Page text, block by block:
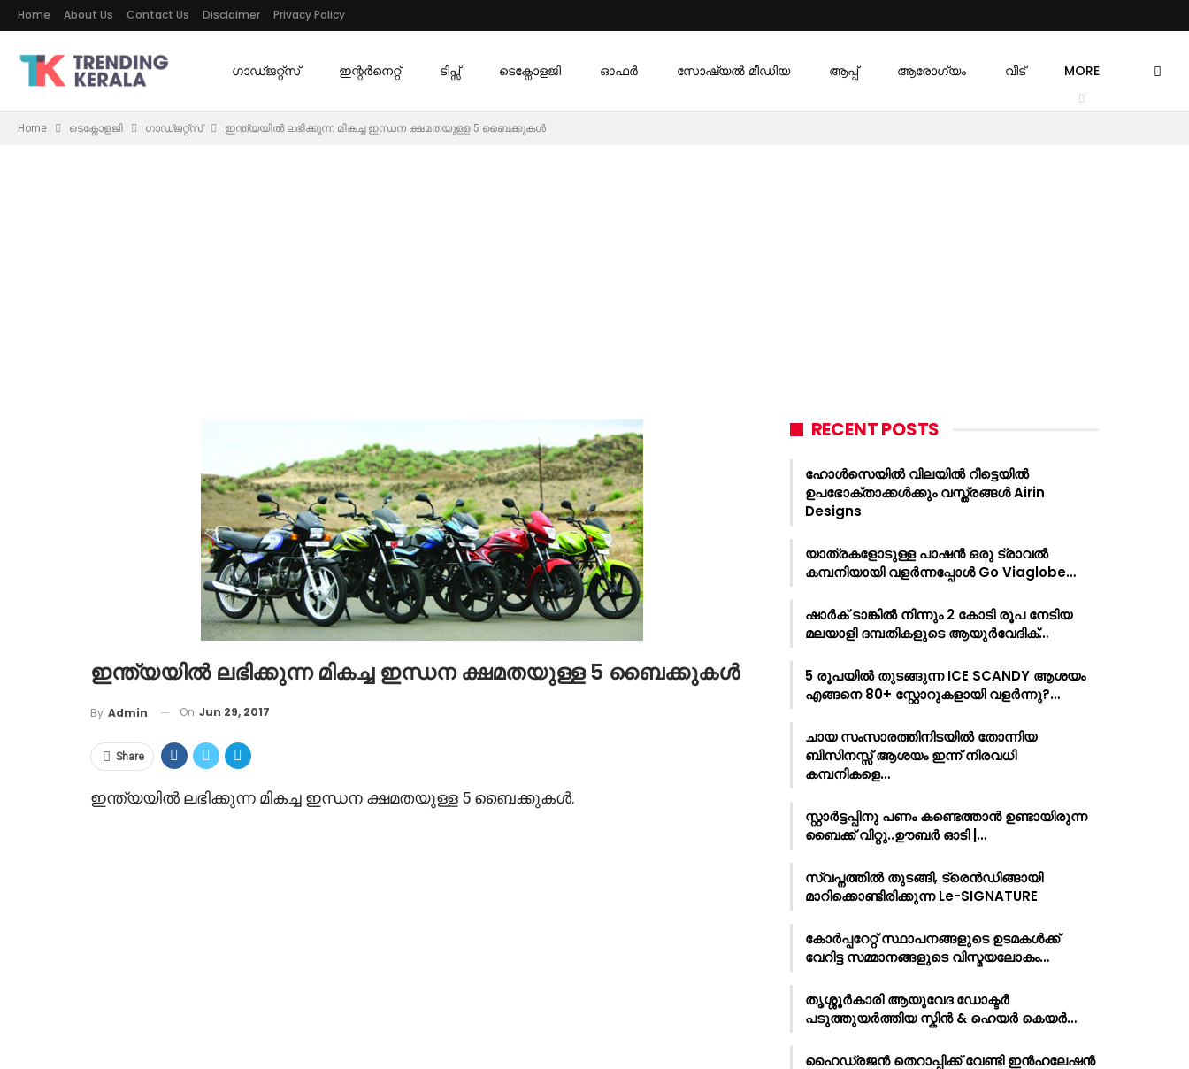
Home About Us Contact Us Disclaimer Privacy Policy
ഗാഡ്ജറ്റ്സ് ഇന്റര്‍നെറ്റ് ടിപ്സ് ടെക്നോളജി ഓഫര്‍ സോഷ്യൽ മീഡിയ ആപ്പ് ആരോഗ്യം വീട് MORE
Home ടെക്നോളജി ഗാഡ്ജറ്റ്സ് ഇന്ത്യയിൽ ലഭിക്കുന്ന മികച്ച ഇന്ധന ക്ഷമതയുള്ള 5 ബൈക്കുകൾ
ഇന്ത്യയിൽ ലഭിക്കുന്ന മികച്ച ഇന്ധന ക്ഷമതയുള്ള 5 ബൈക്കുകൾ
By Admin On Jun 29, 2017
Share
ഇന്ത്യയിൽ ലഭിക്കുന്ന മികച്ച ഇന്ധന ക്ഷമതയുള്ള 5 ബൈക്കുകൾ.
RECENT POSTS
ഹോൾസെയിൽ വിലയിൽ റീട്ടെയിൽ
ഉപഭോക്താക്കൾക്കും വസ്ത്രങ്ങൾ Airin
Designs
യാത്രകളോടുള്ള പാഷൻ ഒരു ട്രാവൽ
കമ്പനിയായി വളർന്നപ്പോൾ Go Viaglobe…
ഷാർക്‌ ടാങ്കിൽ നിന്നും 2 കോടി രൂപ നേടിയ
മലയാളി ദമ്പതികളുടെ ആയുർവേദിക്…
5 രൂപയിൽ തുടങ്ങുന്ന ICE SCANDY ആശയം
എങ്ങനെ 80+ സ്റ്റോറുകളായി വളർന്നു?…
ചായ സംസാരത്തിനിടയിൽ തോന്നിയ
ബിസിനസ്സ് ആശയം ഇന്ന് നിരവധി
കമ്പനികളെ…
സ്റ്റാർട്ടപ്പിനു പണം കണ്ടെത്താൻ ഉണ്ടായിരുന്ന
ബൈക്ക് വിറ്റു..ഊബർ ഓടി |…
സ്വപ്നത്തിൽ തുടങ്ങി, ട്രെൻഡിങ്ങായി
മാറിക്കൊണ്ടിരിക്കുന്ന Le-SIGNATURE
കോർപ്പറേറ്റ് സ്ഥാപനങ്ങളുടെ ഉടമകൾക്ക്
വേറിട്ട സമ്മാനങ്ങളുടെ വിസ്മയലോകം…
തൃശ്ശൂർകാരി ആയുവേദ ഡോക്ടർ
പടുത്തുയർത്തിയ സ്കിൻ & ഹെയർ കെയർ…
ഹൈഡ്രജൻ തെറാപ്പിക്ക് വേണ്ടി ഇൻഹലേഷൻ